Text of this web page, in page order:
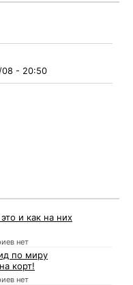
08 - 20:50
и как на них
нет
по миру
корт!
нет